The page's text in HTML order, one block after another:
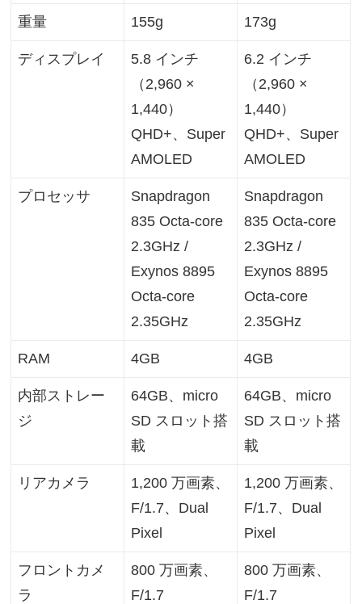
重量 155g 173g
ディスプレイ
5.8 インチ
（2,960 ×
1,440）
QHD+、Super
AMOLED
6.2 インチ
（2,960 ×
1,440）
QHD+、Super
AMOLED
プロセッサ
Snapdragon
835 Octa-core
2.3GHz /
Exynos 8895
Octa-core
2.35GHz
Snapdragon
835 Octa-core
2.3GHz /
Exynos 8895
Octa-core
2.35GHz
RAM 4GB 4GB
内部ストレー
ジ
64GB、micro
SD スロット搭
載
64GB、micro
SD スロット搭
載
リアカメラ
1,200 万画素、
F/1.7、Dual
Pixel
1,200 万画素、
F/1.7、Dual
Pixel
フロントカメ
ラ
800 万画素、
F/1.7
800 万画素、
F/1.7